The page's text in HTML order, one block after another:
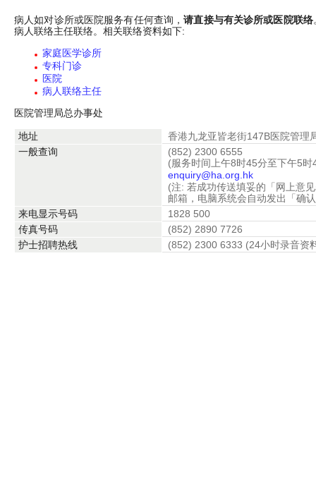
病人如对诊所或医院服务有任何查询，请直接与有关诊所或医院联络
病人联络主任联络。相关联络资料如下:
家庭医学诊所
专科门诊
医院
病人联络主任
医院管理局总办事处
地址
香港九龙亚皆老街147B医院管理
一般查询
(852) 2300 6555
(服务时间上午8时45分至下午5
enquiry@ha.org.hk
(注: 若成功传送填妥的「网上意
邮箱，电脑系统会自动发出「确
来电显示号码
1828 500
传真号码
(852) 2890 7726
护士招聘热线
(852) 2300 6333 (24小时录音资